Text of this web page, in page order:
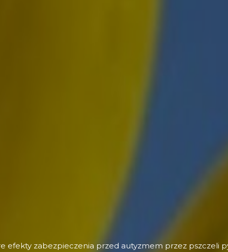
efekty zabezpieczenia przed autyzmem przez pszczeli